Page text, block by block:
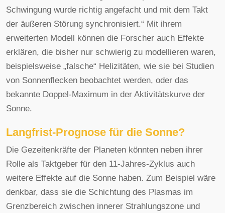
Schwingung wurde richtig angefacht und mit dem Takt
der äußeren Störung synchronisiert.“ Mit ihrem
erweiterten Modell können die Forscher auch Effekte
erklären, die bisher nur schwierig zu modellieren waren,
beispielsweise „falsche“ Helizitäten, wie sie bei Studien
von Sonnenflecken beobachtet werden, oder das
bekannte Doppel-Maximum in der Aktivitätskurve der
Sonne.
Langfrist-Prognose für die Sonne?
Die Gezeitenkräfte der Planeten könnten neben ihrer
Rolle als Taktgeber für den 11-Jahres-Zyklus auch
weitere Effekte auf die Sonne haben. Zum Beispiel wäre
denkbar, dass sie die Schichtung des Plasmas im
Grenzbereich zwischen innerer Strahlungszone und